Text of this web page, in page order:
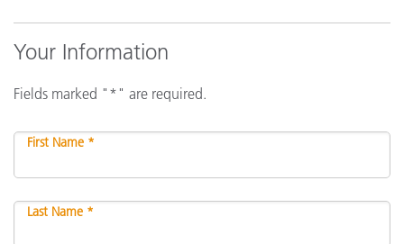
Your Information
Fields marked "*" are required.
First Name *
Last Name *